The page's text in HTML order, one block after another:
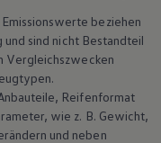
beziehen
und sind nicht Bestandteil
Vergleichszwecken
Reifenformat
wie z. B. Gewicht,
und neben